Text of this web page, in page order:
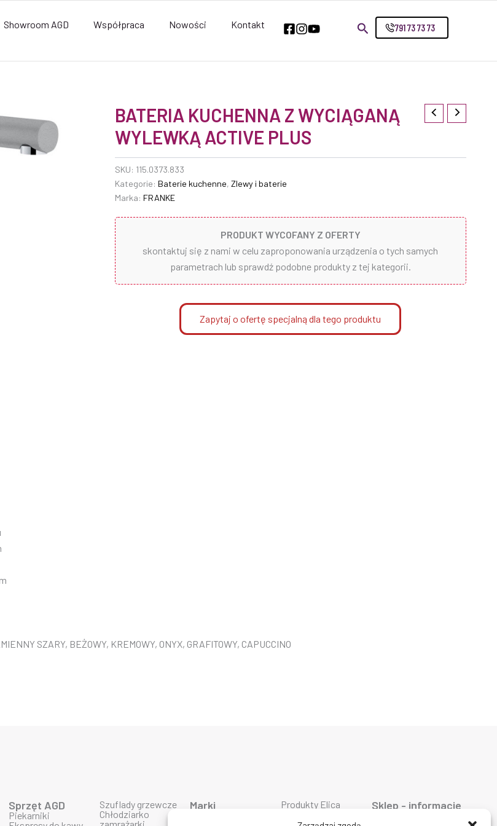
791 73 73 73
Showroom AGD Współpraca Nowości Kontakt
BATERIA KUCHENNA Z WYCIĄGANĄ
WYLEWKĄ ACTIVE PLUS
SKU: 115.0373.833
Kategorie: Baterie kuchenne, Zlewy i baterie
Marka: FRANKE
PRODUKT WYCOFANY Z OFERTY
skontaktuj się z nami w celu zaproponowania urządzenia o tych samych
parametrach lub sprawdź podobne produkty z tej kategorii.
Zapytaj o ofertę specjalną dla tego produktu
SZARY, BEŻOWY, KREMOWY, ONYX, GRAFITOWY, CAPUCCINO
Sprzęt AGD
Piekarniki
Szuflady grzewcze
Chłodziarko
Marki
Produkty Elica
Sklep - informacje